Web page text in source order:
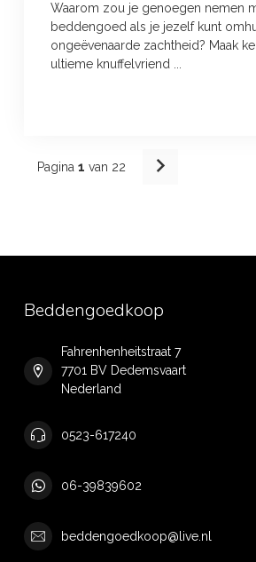
Waarom zou je genoegen nemen
beddengoed als je jezelf kunt
ongeëvenaarde zachtheid? Maak
ultieme knuffelvriend ...
Pagina 1 van 22
Beddengoedkoop
Fahrenhenheitstraat 7
7701 BV Dedemsvaart
Nederland
0523-617240
06-39839602
beddengoedkoop@live.nl